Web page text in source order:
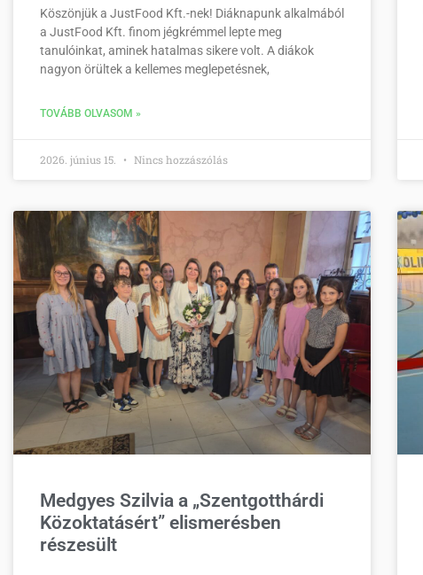
Köszönjük a JustFood Kft.-nek! Diáknapunk alkalmából
a JustFood Kft. finom jégkrémmel lepte meg
tanulóinkat, aminek hatalmas sikere volt. A diákok
nagyon örültek a kellemes meglepetésnek,
TOVÁBB OLVASOM »
2026. június 15. Nincs hozzászólás
Medgyes Szilvia a „Szentgotthárdi
Közoktatásért” elismerésben
részesült